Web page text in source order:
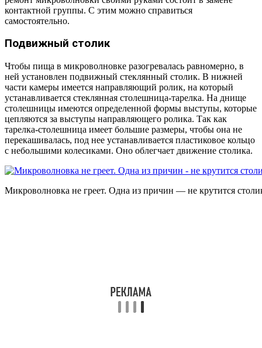
контактной группы. С этим можно справиться
самостоятельно.
Подвижный столик
Чтобы пища в микроволновке разогревалась равномерно, в
ней установлен подвижный стеклянный столик. В нижней
части камеры имеется направляющий ролик, на который
устанавливается стеклянная столешница-тарелка. На днище
столешницы имеются определенной формы выступы, которые
цепляются за выступы направляющего ролика. Так как
тарелка-столешница имеет большие размеры, чтобы она не
перекашивалась, под нее устанавливается пластиковое кольцо
с небольшими колесиками. Оно облегчает движение столика.
Микроволновка не греет. Одна из причин — не крутится